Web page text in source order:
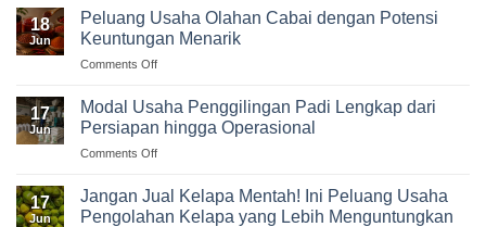
18
Jun
Peluang Usaha Olahan Cabai dengan Potensi
Keuntungan Menarik
Comments Offon
Usaha
Olahan
Cabai
dengan
Keuntungan
Menarik
17
Jun
Modal Usaha Penggilingan Padi Lengkap dari
Persiapan hingga Operasional
Comments Offon
Usaha
Penggilingan
17
Jun
Jangan Jual Kelapa Mentah! Ini Peluang Usaha
Pengolahan Kelapa yang Lebih Menguntungkan